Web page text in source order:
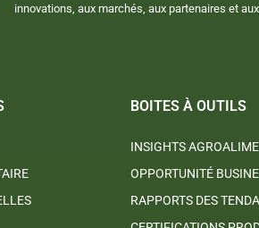
innovations, aux marchés, aux partenaires et
BOITES À OUTILS
INSIGHTS
OPPORTUNITÉ
RAPPORTS DES